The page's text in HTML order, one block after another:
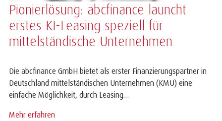
Pionierlösung: abcfinance launcht
erstes KI-Leasing speziell für
mittelständische Unternehmen
Die abcfinance GmbH bietet als erster Finanzierungspartner in
Deutschland mittelständischen Unternehmen (KMU) eine
einfache Möglichkeit, durch Leasing…
Mehr erfahren